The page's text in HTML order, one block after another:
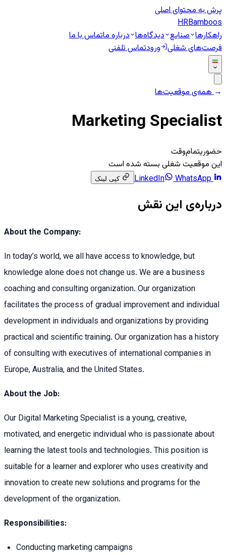
پرش به محتوای اصلی
HRBamboos
راهکارها صنایع دیدگاه‌ها درباره ماتماس با ما
فرصت‌های شغلی ورودتماس تلفنی
← همه‌ی موقعیت‌ها
Marketing Specialist
حضوریتمام‌وقت
این موقعیت شغلی بسته شده است
LinkedIn
WhatsApp کپی لینک
درباره‌ی این نقش
About the Company:
In today’s world, we all have access to knowledge, but
knowledge alone does not change us. We are a business
coaching and consulting organization. Our organization
facilitates the process of gradual improvement and individual
development in individuals and organizations by providing
practical and scientific training. Our organization has a history
of consulting with executives of international companies in
Europe, Australia, and the United States.
About the Job:
Our Digital Marketing Specialist is a young, creative,
motivated, and energetic individual who is passionate about
learning the latest tools and technologies. This position is
suitable for a learner and explorer who uses creativity and
innovation to create new solutions and programs for the
development of the organization.
Responsibilities:
Conducting marketing campaigns